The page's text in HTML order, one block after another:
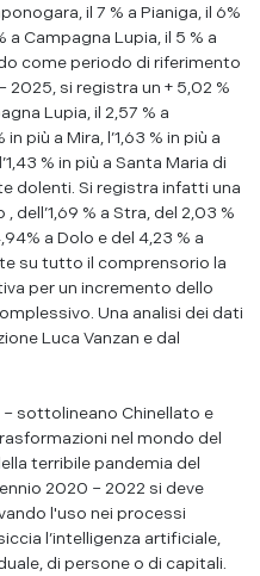
il 7 % a Pianiga, il 6%
a Campagna Lupia, il 5 % a
come periodo di riferimento
si registra un + 5,02 %
Lupia, il 2,57 % a
più a Mira, l’1,63 % in più a
% in più a Santa Maria di
dolenti. Si registra infatti una
dell’1,69 % a Stra, del 2,03 %
a Dolo e del 4,23 % a
su tutto il comprensorio la
per un incremento dello
Una analisi dei dati
Luca Vanzan e dal
sottolineano Chinellato e
nel mondo del
terribile pandemia del
2020 – 2022 si deve
l'uso nei processi
l’intelligenza artificiale,
di persone o di capitali.